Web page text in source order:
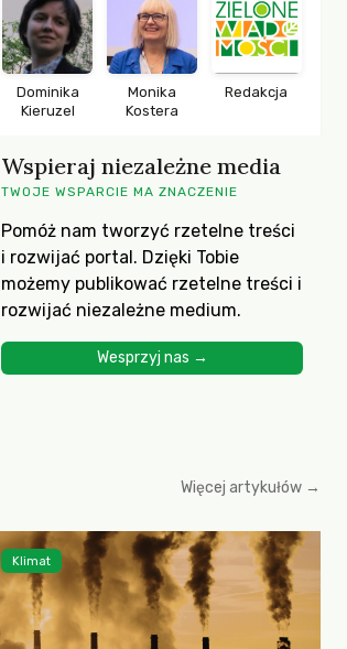
Dominika
Kieruzel
Monika
Kostera
Redakcja
Wspieraj niezależne media
TWOJE WSPARCIE MA ZNACZENIE
Pomóż nam tworzyć rzetelne treści
i rozwijać portal. Dzięki Tobie
możemy publikować rzetelne treści i
rozwijać niezależne medium.
Wesprzyj nas →
Więcej artykułów →
Klimat